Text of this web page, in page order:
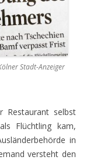
Stadt-Anzeiger
Restaurant selbst
Flüchtling kam,
in
versteht den